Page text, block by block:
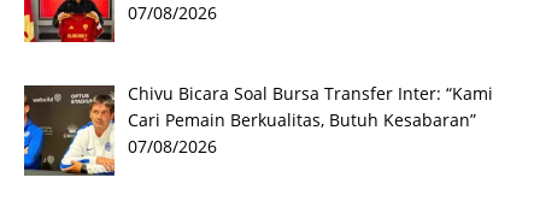
07/08/2026
Chivu Bicara Soal Bursa Transfer Inter: “Kami
Cari Pemain Berkualitas, Butuh Kesabaran”
07/08/2026